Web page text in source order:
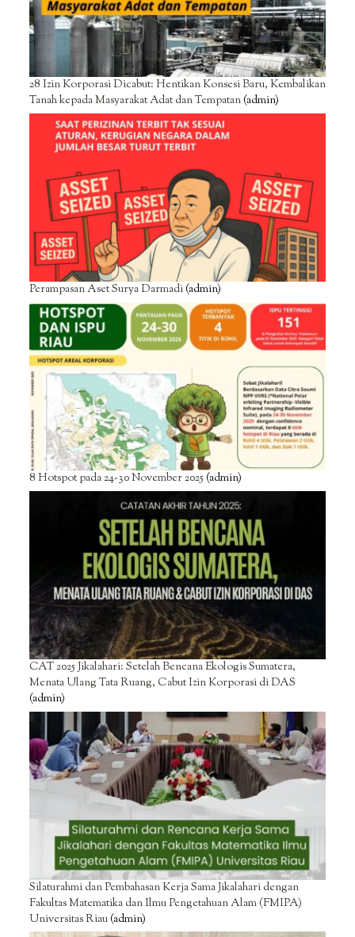
28 Izin Korporasi Dicabut: Hentikan Konsesi Baru, Kembalikan
Tanah kepada Masyarakat Adat dan Tempatan(admin)
Perampasan Aset Surya Darmadi(admin)
8 Hotspot pada 24-30 November 2025(admin)
CAT 2025 Jikalahari: Setelah Bencana Ekologis Sumatera,
Menata Ulang Tata Ruang, Cabut Izin Korporasi di DAS
(admin)
Silaturahmi dan Pembahasan Kerja Sama Jikalahari dengan
Fakultas Matematika dan Ilmu Pengetahuan Alam (FMIPA)
Universitas Riau(admin)